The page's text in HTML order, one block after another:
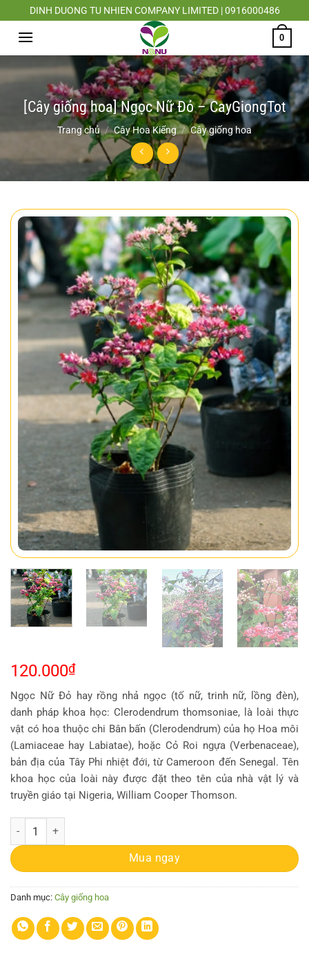
Chuyển
đến
dung
DINH DUONG TU NHIEN COMPANY LIMITED | 0916000486
0
[Cây giống hoa] Ngọc Nữ Đỏ – CayGiongTot
Trang chủ / Cây Hoa Kiểng / Cây giống hoa
120.000₫
Ngọc Nữ Đỏ hay rồng nhả ngọc (tố nữ, trinh nữ, lồng đèn),
danh pháp khoa học: Clerodendrum thomsoniae, là loài thực
vật có hoa thuộc chi Bân bấn (Clerodendrum) của họ Hoa môi
(Lamiaceae hay Labiatae), hoặc Cỏ Roi ngựa (Verbenaceae),
bản địa của Tây Phi nhiệt đới, từ Cameroon đến Senegal. Tên
khoa học của loài này được đặt theo tên của nhà vật lý và
truyền giáo tại Nigeria, William Cooper Thomson.
[Cây giống hoa] Ngọc Nữ Đỏ - CayGiongTot số lượng
Mua ngay
Danh mục: Cây giống hoa